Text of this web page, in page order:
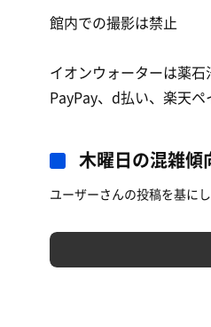
館内での撮影は禁止
イオンウォーターは薬
PayPay、d払い、楽天ペ
木曜日の混雑傾
ユーザーさんの投稿を基に